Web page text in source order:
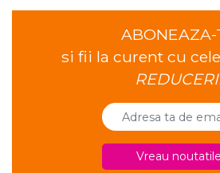
ABONEAZA-
si fii la curent cu
Vreau noutatile